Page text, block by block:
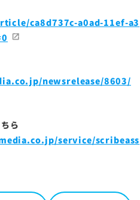
ca8d737c-a0ad-11ef-a3
newsrelease/8603/
ら
service/scribeass